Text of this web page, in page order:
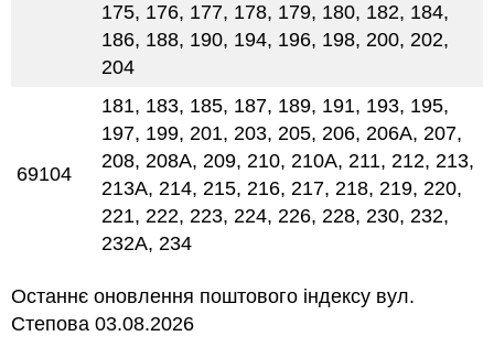
175, 176, 177, 178, 179, 180, 182, 184,
186, 188, 190, 194, 196, 198, 200, 202,
204
69104
181, 183, 185, 187, 189, 191, 193, 195,
197, 199, 201, 203, 205, 206, 206А, 207,
208, 208А, 209, 210, 210А, 211, 212, 213,
213А, 214, 215, 216, 217, 218, 219, 220,
221, 222, 223, 224, 226, 228, 230, 232,
232А, 234
Останнє оновлення поштового індексу вул.
Степова 03.08.2026